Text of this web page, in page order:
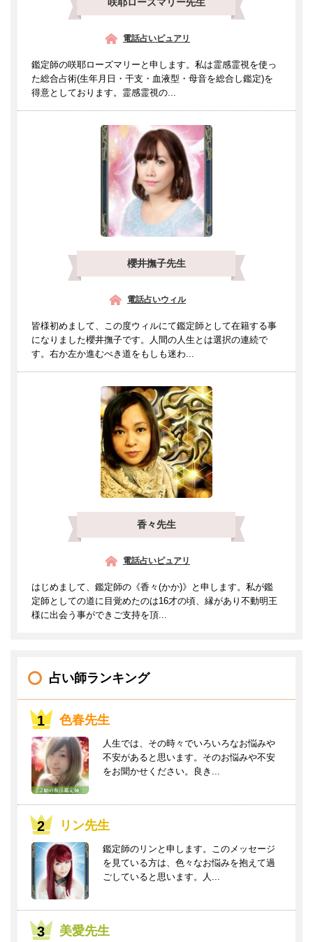
咲耶ローズマリー先生
電話占いピュアリ
鑑定師の咲耶ローズマリーと申します。私は霊感霊視を使っ
た総合占術(生年月日・干支・血液型・母音を総合し鑑定)を
得意としております。霊感霊視の...
櫻井撫子先生
電話占いウィル
皆様初めまして、この度ウィルにて鑑定師として在籍する事
になりました櫻井撫子です。人間の人生とは選択の連続で
す。右か左か進むべき道をもしも迷わ...
香々先生
電話占いピュアリ
はじめまして、鑑定師の《香々(かか)》と申します。私が鑑
定師としての道に目覚めたのは16才の頃、縁があり不動明王
様に出会う事ができご支持を頂...
占い師ランキング
色春先生
人生では、その時々でいろいろなお悩みや
不安があると思います。そのお悩みや不安
をお聞かせください。良き...
リン先生
鑑定師のリンと申します。このメッセージ
を見ている方は、色々なお悩みを抱えて過
ごしていると思います。人...
美愛先生